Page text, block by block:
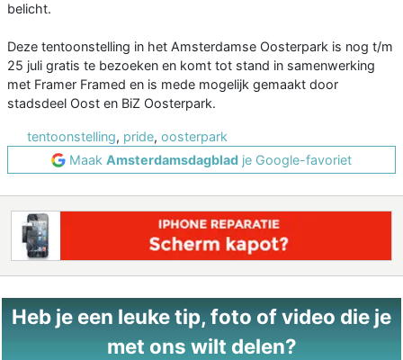
belicht.
Deze tentoonstelling in het Amsterdamse Oosterpark is nog t/m
25 juli gratis te bezoeken en komt tot stand in samenwerking
met Framer Framed en is mede mogelijk gemaakt door
stadsdeel Oost en BiZ Oosterpark.
tentoonstelling, pride, oosterpark
Maak Amsterdamsdagblad je Google-favoriet
Heb je een leuke tip, foto of video die je
met ons wilt delen?